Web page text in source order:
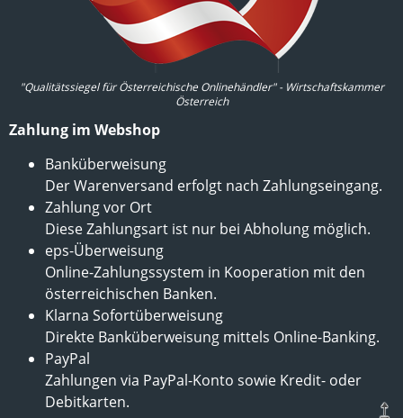
"Qualitätssiegel für Österreichische Onlinehändler" - Wirtschaftskammer
Österreich
Zahlung im Webshop
Banküberweisung
Der Warenversand erfolgt nach Zahlungseingang.
Zahlung vor Ort
Diese Zahlungsart ist nur bei Abholung möglich.
eps-Überweisung
Online-Zahlungssystem in Kooperation mit den
österreichischen Banken.
Klarna Sofortüberweisung
Direkte Banküberweisung mittels Online-Banking.
PayPal
Zahlungen via PayPal-Konto sowie Kredit- oder
Debitkarten.